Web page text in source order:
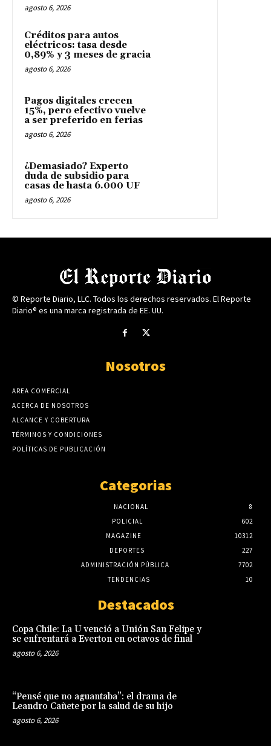
agosto 6, 2026
Créditos para autos
eléctricos: tasa desde
0,89% y 3 meses de gracia
agosto 6, 2026
Pagos digitales crecen
15%, pero efectivo vuelve
a ser preferido en ferias
agosto 6, 2026
¿Demasiado? Experto
duda de subsidio para
casas de hasta 6.000 UF
agosto 6, 2026
© Reporte Diario, LLC. Todos los derechos reservados. El Reporte
Diario® es una marca registrada de EE. UU.
Nosotros
AREA COMERCIAL
ACERCA DE NOSOTROS
ALCANCE Y COBERTURA
TÉRMINOS Y CONDICIONES
POLÍTICAS DE PUBLICACIÓN
Categorias
NACIONAL
8
POLICIAL
602
MAGAZINE
10312
DEPORTES
227
ADMINISTRACIÓN PÚBLICA
7702
TENDENCIAS
10
Destacados
Copa Chile: La U venció a Unión San Felipe y
se enfrentará a Everton en octavos de final
agosto 6, 2026
“Pensé que no aguantaba”: el drama de
Leandro Cañete por la salud de su hijo
agosto 6, 2026